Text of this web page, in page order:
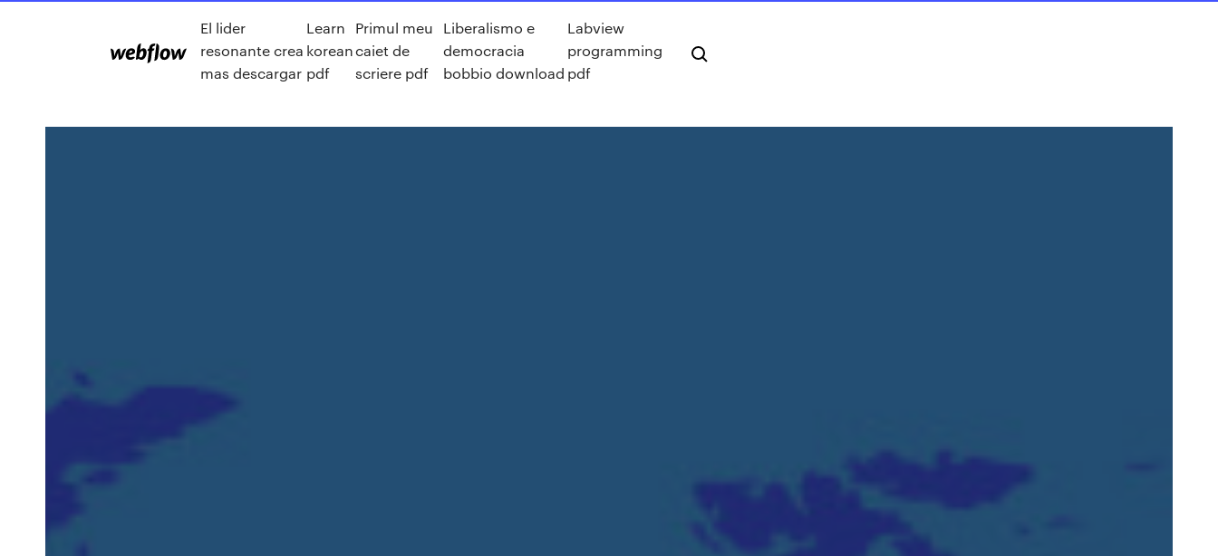
El lider
resonante crea
mas descargar
Learn
korean
pdf
Primul meu
caiet de
scriere pdf
Liberalismo e
democracia
bobbio download
Labview
programming
pdf